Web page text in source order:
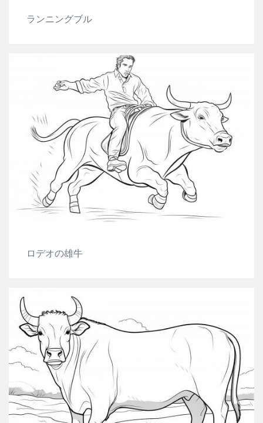
ランニングブル
ロデオの雄牛